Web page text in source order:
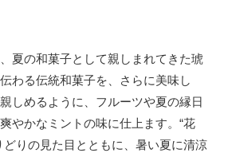
夏の和菓子として親しまれてきた琥
わる伝統和菓子を、さらに美味し
しめるように、フルーツや夏の縁日
やかなミントの味に仕上ます。“花
どりの見た目とともに、暑い夏に清涼